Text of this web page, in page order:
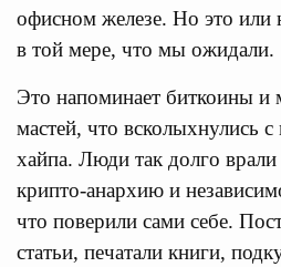
офисном железе. Но это или
в той мере, что мы ожидали.
Это напоминает биткоины и
мастей, что всколыхнулись
хайпа. Люди так долго
крипто-анархию и
что поверили сами себе.
статьи, печатали книги,